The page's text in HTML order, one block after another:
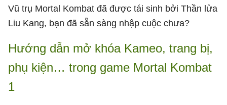
Vũ trụ Mortal Kombat đã được tái sinh bởi Thần lửa
Liu Kang, bạn đã sẵn sàng nhập cuộc chưa?
Hướng dẫn mở khóa Kameo, trang bị,
phụ kiện… trong game Mortal Kombat
1